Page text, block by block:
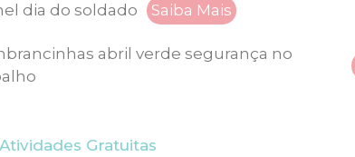
dia do soldado Saiba Mais
abril verde segurança no
Atividades Gratuitas